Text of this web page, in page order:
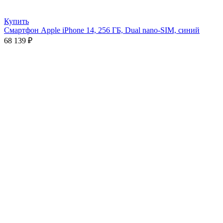
Купить
Смартфон Apple iPhone 14, 256 ГБ, Dual nano-SIM, синий
68 139 ₽